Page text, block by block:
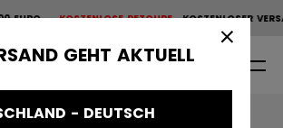
GEHT AKTUELL
- DEUTSCH
anhalten.
EUROKOSTENLOSE RETOURE KOSTENLOSER
AB 200 EURO KOSTENLOSE
0